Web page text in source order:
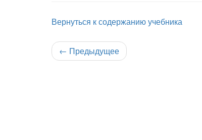
Вернуться к содержанию учебника
← Предыдущее